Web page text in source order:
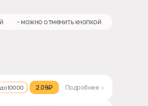
❎ - можно отменить кнопкой
до 10000 2.09₽‎ Подробнее >